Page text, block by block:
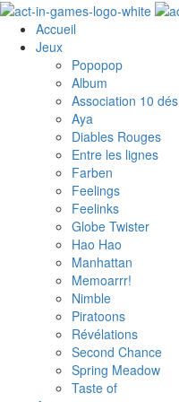
Accueil
Jeux
Popopop
Album
Association 10 dés
Aya
Diables Rouges
Entre les lignes
Farben
Feelings
Feelinks
Globe Twister
Hao Hao
Manhattan
Memoarrr!
Nimble
Piratoons
Révélations
Second Chance
Spring Meadow
Taste of